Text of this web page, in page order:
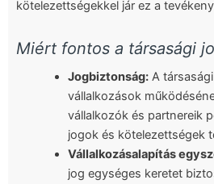
kötelezettségekkel jár ez a
Miért fontos a társasági
Jogbiztonság:A
vállalkozások
vállalkozók és partnereik
jogok és kötelezettségek
Vállalkozásalapítás
jog egységes keretet